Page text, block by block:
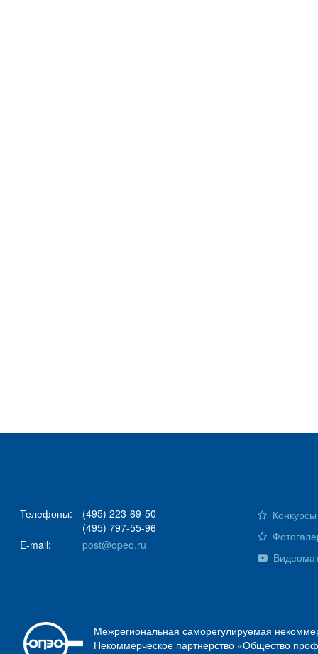
Телефоны:
(495) 223-69-50
(495) 797-55-96
E-mail:
post@opeo.ru
Межрегиональная саморегулируемая
Некоммерческое партнерство «Общество